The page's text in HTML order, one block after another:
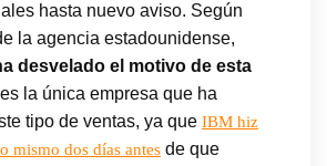
hasta nuevo aviso. Según
la agencia estadounidense,
desvelado el motivo de esta
la única empresa que ha
tipo de ventas, ya que IBM hiz
mismo dos días antes de que